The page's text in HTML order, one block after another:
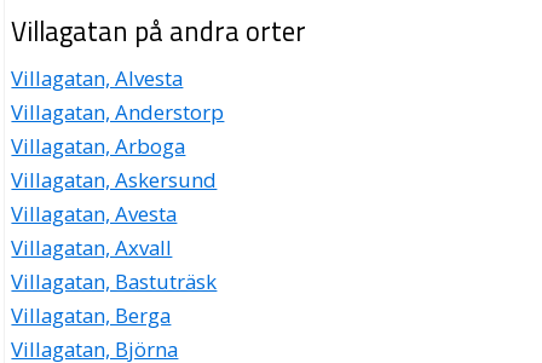
Villagatan på andra orter
Villagatan, Alvesta
Villagatan, Anderstorp
Villagatan, Arboga
Villagatan, Askersund
Villagatan, Avesta
Villagatan, Axvall
Villagatan, Bastuträsk
Villagatan, Berga
Villagatan, Björna